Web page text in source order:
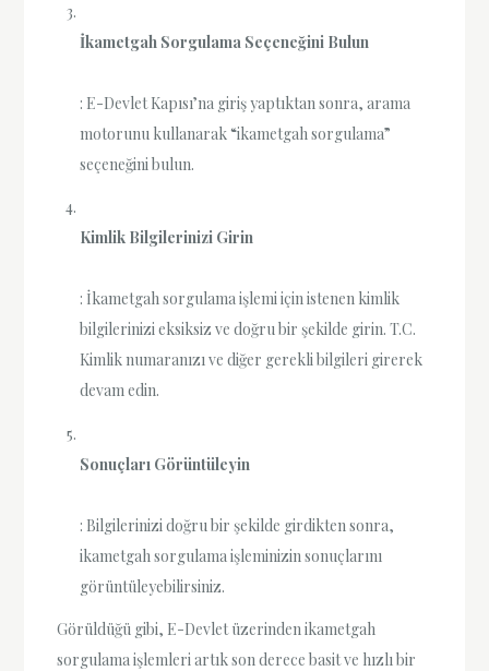
İkametgah Sorgulama Seçeneğini Bulun
: E-Devlet Kapısı’na giriş yaptıktan sonra, arama
motorunu kullanarak “ikametgah sorgulama”
seçeneğini bulun.
Kimlik Bilgilerinizi Girin
: İkametgah sorgulama işlemi için istenen kimlik
bilgilerinizi eksiksiz ve doğru bir şekilde girin. T.C.
Kimlik numaranızı ve diğer gerekli bilgileri girerek
devam edin.
Sonuçları Görüntüleyin
: Bilgilerinizi doğru bir şekilde girdikten sonra,
ikametgah sorgulama işleminizin sonuçlarını
görüntüleyebilirsiniz.
Görüldüğü gibi, E-Devlet üzerinden ikametgah
sorgulama işlemleri artık son derece basit ve hızlı bir